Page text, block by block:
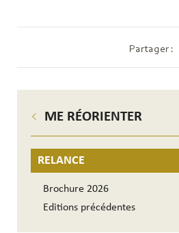
ME RÉORIENTER
RELANCE
Brochure 2026
Editions précédentes
Partager :